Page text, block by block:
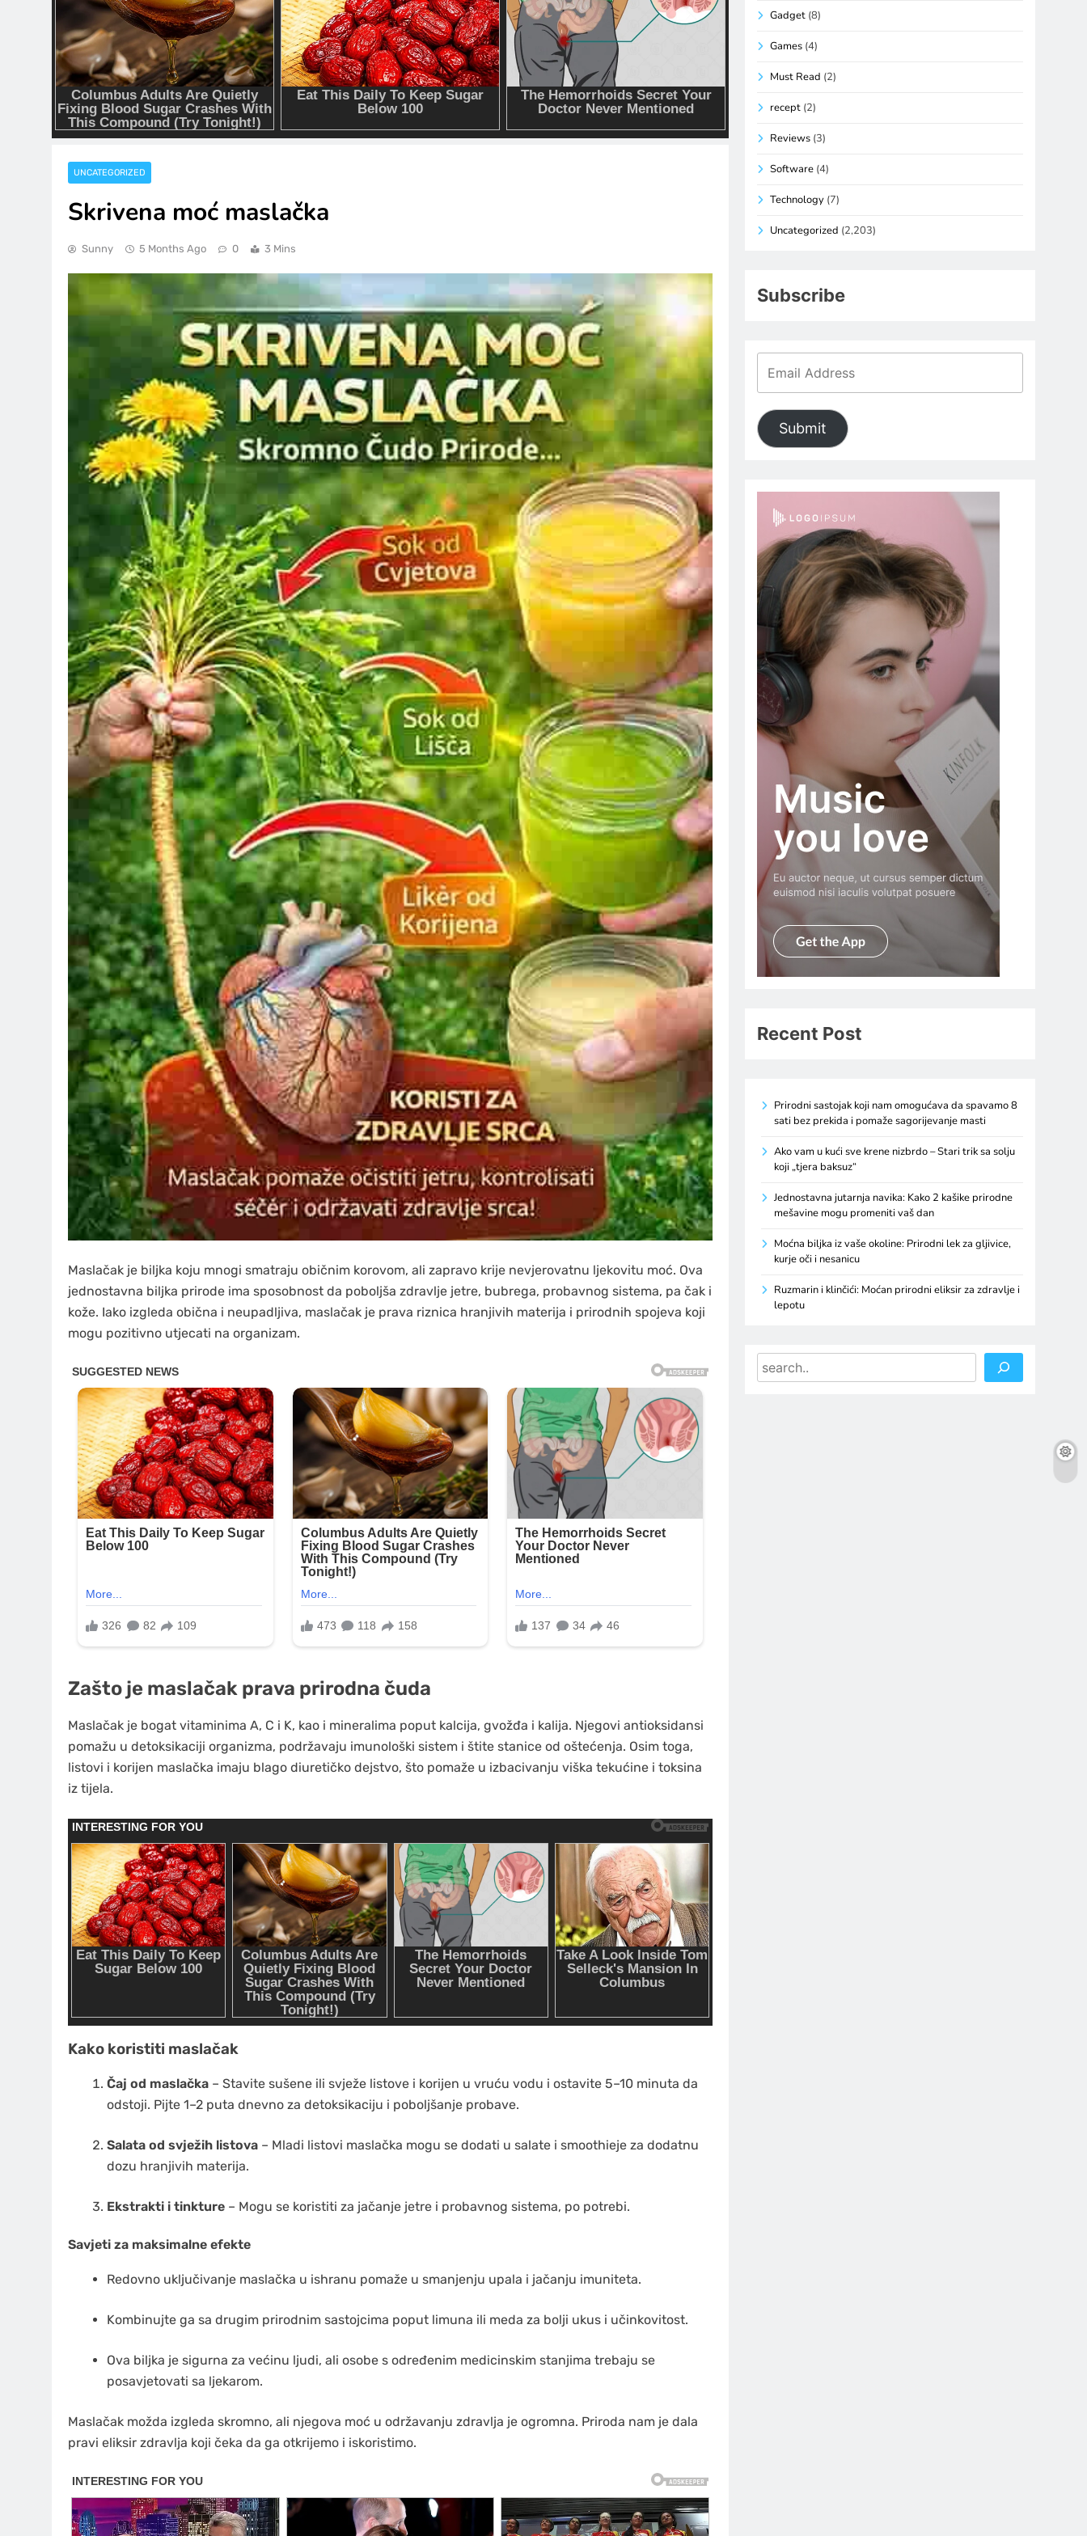
UNCATEGORIZED
Skrivena moć maslačka
Sunny 5 Months Ago 0 3 Mins
Maslačak je biljka koju mnogi smatraju običnim korovom, ali zapravo krije nevjerovatnu ljekovitu moć. Ova
jednostavna biljka prirode ima sposobnost da poboljša zdravlje jetre, bubrega, probavnog sistema, pa čak i
kože. Iako izgleda obična i neupadljiva, maslačak je prava riznica hranjivih materija i prirodnih spojeva koji
mogu pozitivno utjecati na organizam.
Zašto je maslačak prava prirodna čuda
Maslačak je bogat vitaminima A, C i K, kao i mineralima poput kalcija, gvožđa i kalija. Njegovi antioksidansi
pomažu u detoksikaciji organizma, podržavaju imunološki sistem i štite stanice od oštećenja. Osim toga,
listovi i korijen maslačka imaju blago diuretičko dejstvo, što pomaže u izbacivanju viška tekućine i toksina
iz tijela.
Kako koristiti maslačak
Čaj od maslačka – Stavite sušene ili svježe listove i korijen u vruću vodu i ostavite 5–10 minuta da
odstoji. Pijte 1–2 puta dnevno za detoksikaciju i poboljšanje probave.
Salata od svježih listova – Mladi listovi maslačka mogu se dodati u salate i smoothieje za dodatnu
dozu hranjivih materija.
Ekstrakti i tinkture – Mogu se koristiti za jačanje jetre i probavnog sistema, po potrebi.
Savjeti za maksimalne efekte
Redovno uključivanje maslačka u ishranu pomaže u smanjenju upala i jačanju imuniteta.
Kombinujte ga sa drugim prirodnim sastojcima poput limuna ili meda za bolji ukus i učinkovitost.
Ova biljka je sigurna za većinu ljudi, ali osobe s određenim medicinskim stanjima trebaju se
posavjetovati sa ljekarom.
Maslačak možda izgleda skromno, ali njegova moć u održavanju zdravlja je ogromna. Priroda nam je dala
pravi eliksir zdravlja koji čeka da ga otkrijemo i iskoristimo.
Gadget (8)
Games (4)
Must Read (2)
recept (2)
Reviews (3)
Software (4)
Technology (7)
Uncategorized (2,203)
Subscribe
Submit
Recent Post
Prirodni sastojak koji nam omogućava da spavamo 8
sati bez prekida i pomaže sagorijevanje masti
Ako vam u kući sve krene nizbrdo – Stari trik sa solju
koji „tjera baksuz“
Jednostavna jutarnja navika: Kako 2 kašike prirodne
mešavine mogu promeniti vaš dan
Moćna biljka iz vaše okoline: Prirodni lek za gljivice,
kurje oči i nesanicu
Ruzmarin i klinčići: Moćan prirodni eliksir za zdravlje i
lepotu
Search